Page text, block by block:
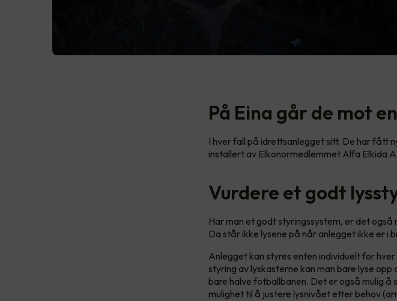
På Eina går de mot
I hver fall på idrettsanlegget sitt. De har fått
installert av Elkonormedlemmet Alfa Elkida
Vurdere et godt
Har man et godt styringssystem, er det
Da står ikke lysene på når anlegget ikke er i
Anlegget kan styres enten individuelt for
styring av lyskasterne kan man bare lyse
bare halve fotballbanen. Det er også mulig å
mulighet til å justere lysnivået etter behov